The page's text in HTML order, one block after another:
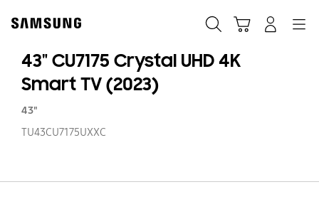
content
43" CU7175 Crystal UHD 4K
Smart TV (2023)
43"
TU43CU7175UXXC